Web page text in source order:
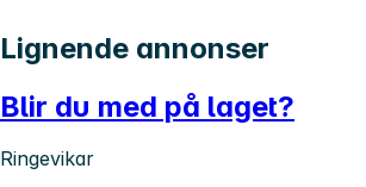
Lignende annonser
Blir du med på laget?
Ringevikar